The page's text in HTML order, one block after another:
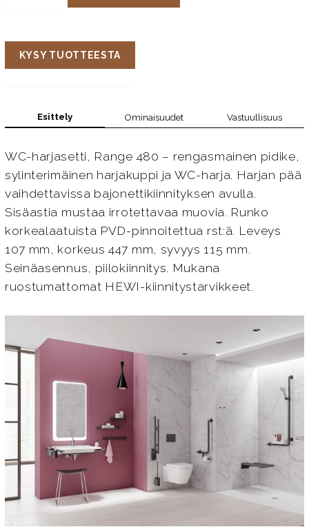
KYSY TUOTTEESTA
Esittely Ominaisuudet Vastuullisuus
WC-harjasetti, Range 480 – rengasmainen pidike,
sylinterimäinen harjakuppi ja WC-harja. Harjan pää
vaihdettavissa bajonettikiinnityksen avulla.
Sisäastia mustaa irrotettavaa muovia. Runko
korkealaatuista PVD-pinnoitettua rst:ä. Leveys
107 mm, korkeus 447 mm, syvyys 115 mm.
Seinäasennus, piilokiinnitys. Mukana
ruostumattomat HEWI-kiinnitystarvikkeet.